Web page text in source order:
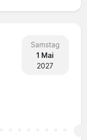
Samstag
1 Mai
2027